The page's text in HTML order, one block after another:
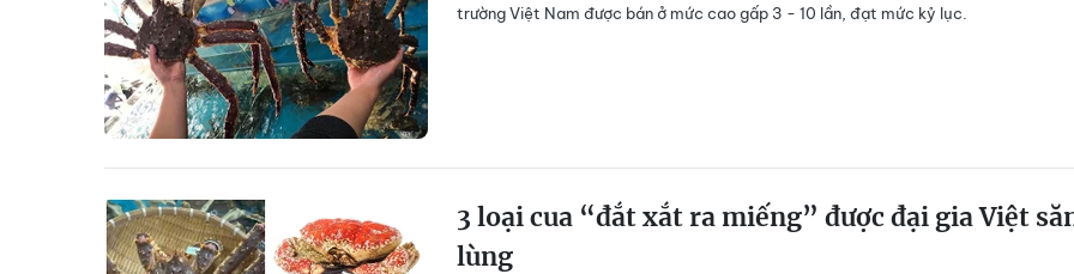
trường Việt Nam được bán ở mức cao gấp 3 - 10 lần, đạt mức kỷ lục.
3 loại cua “đắt xắt ra miếng” được đại gia Việt
lùng